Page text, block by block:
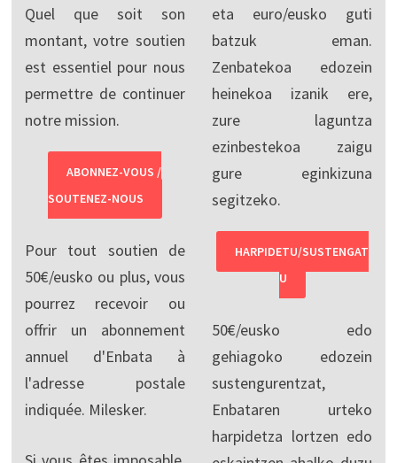
Quel que soit son
montant, votre soutien
est essentiel pour nous
permettre de continuer
notre mission.
ABONNEZ-VOUS /
SOUTENEZ-NOUS
Pour tout soutien de
50€/eusko ou plus, vous
pourrez recevoir ou
offrir un abonnement
annuel d'Enbata à
l'adresse postale
indiquée. Milesker.
eta euro/eusko guti
batzuk eman.
Zenbatekoa edozein
heinekoa izanik ere,
zure laguntza
ezinbestekoa zaigu
gure eginkizuna
segitzeko.
HARPIDETU/SUSTENGAT
U
50€/eusko edo
gehiagoko edozein
sustengurentzat,
Enbataren urteko
harpidetza lortzen edo